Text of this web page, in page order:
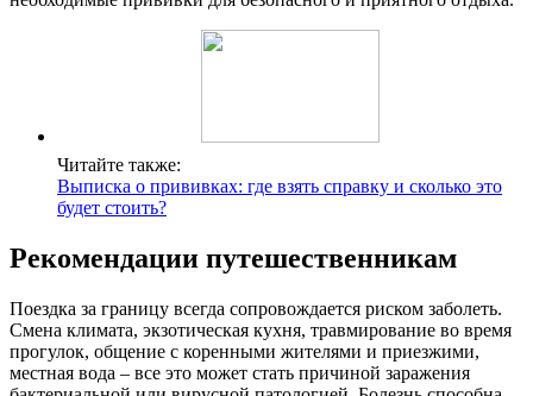
Читайте также:
Выписка о прививках: где взять справку и сколько это
будет стоить?
Рекомендации путешественникам
Поездка за границу всегда сопровождается риском заболеть.
Смена климата, экзотическая кухня, травмирование во время
прогулок, общение с коренными жителями и приезжими,
местная вода – все это может стать причиной заражения